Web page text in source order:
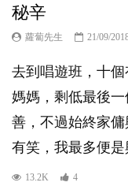
秘辛
蘿蔔先生 21/09/
去到唱遊班，十
媽媽，剩低最後
善，不過始終家
有笑，我最多便
13.2K 4